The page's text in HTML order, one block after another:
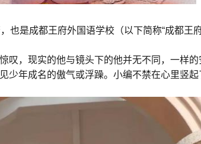
也是成都王府外国语学校（以下简称“成都王
叹，现实的他与镜头下的他并无不同，一样的
少年成名的傲气或浮躁。小编不禁在心里竖起